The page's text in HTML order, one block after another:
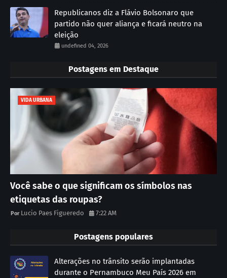
Republicanos diz a Flávio Bolsonaro que
partido não quer aliança e ficará neutro na
eleição
undefined 04, 2026
Postagens em Destaque
VIDA URBANA
Você sabe o que significam os símbolos nas
etiquetas das roupas?
Lucio Paes Figueredo 7:22 AM
Postagens populares
Alterações no trânsito serão implantadas
durante o Pernambuco Meu País 2026 em